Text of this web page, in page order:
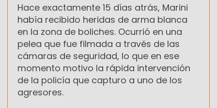
Hace exactamente 15 días atrás, Marini
había recibido heridas de arma blanca
en la zona de boliches. Ocurrió en una
pelea que fue filmada a través de las
cámaras de seguridad, lo que en ese
momento motivo la rápida intervención
de la policía que capturo a uno de los
agresores.